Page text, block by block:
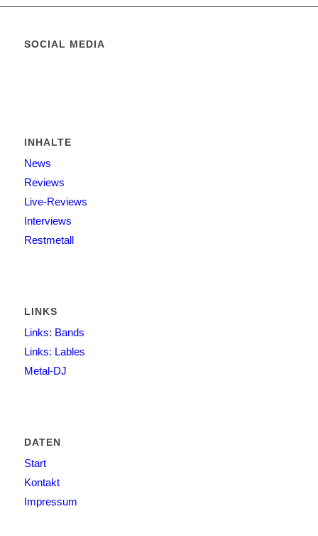
SOCIAL MEDIA
INHALTE
News
Reviews
Live-Reviews
Interviews
Restmetall
LINKS
Links: Bands
Links: Lables
Metal-DJ
DATEN
Start
Kontakt
Impressum